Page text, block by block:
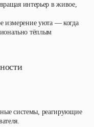
интерьер в живое,
измерение уюта — когда
тёплым
системы, реагирующие